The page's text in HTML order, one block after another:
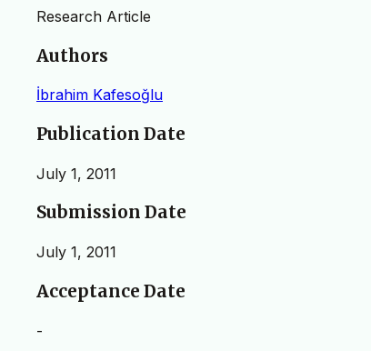
Research Article
Authors
İbrahim Kafesoğlu
Publication Date
July 1, 2011
Submission Date
July 1, 2011
Acceptance Date
-